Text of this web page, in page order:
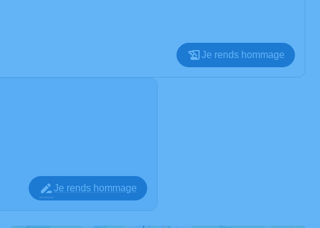
Je rends hommage
Je rends hommage